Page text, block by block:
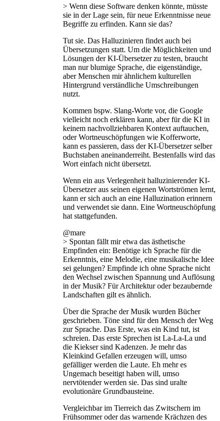
> Wenn diese Software denken könnte, müsste
sie in der Lage sein, für neue Erkenntnisse neue
Begriffe zu erfinden. Kann sie das?
Tut sie. Das Halluzinieren findet auch bei
Übersetzungen statt. Um die Möglichkeiten und
Lösungen der KI-Übersetzer zu testen, braucht
man nur blumige Sprache, die eigenständige,
aber Menschen mir ähnlichem kulturellen
Hintergrund verständliche Umschreibungen
nutzt.
Kommen bspw. Slang-Worte vor, die Google
vielleicht noch erklären kann, aber für die KI in
keinem nachvollziehbaren Kontext auftauchen,
oder Wortneuschöpfungen wie Kofferworte,
kann es passieren, dass der KI-Übersetzer selber
Buchstaben aneinanderreiht. Bestenfalls wird das
Wort einfach nicht übersetzt.
Wenn ein aus Verlegenheit halluzinierender KI-
Übersetzer aus seinen eigenen Wortströmen lernt,
kann er sich auch an eine Halluzination erinnern
und verwendet sie dann. Eine Wortneuschöpfung
hat stattgefunden.
@mare
> Spontan fällt mir etwa das ästhetische
Empfinden ein: Benötige ich Sprache für die
Erkenntnis, eine Melodie, eine musikalische Idee
sei gelungen? Empfinde ich ohne Sprache nicht
den Wechsel zwischen Spannung und Auflösung
in der Musik? Für Architektur oder bezaubernde
Landschaften gilt es ähnlich.
Über die Sprache der Musik wurden Bücher
geschrieben. Töne sind für den Mensch der Weg
zur Sprache. Das Erste, was ein Kind tut, ist
schreien. Das erste Sprechen ist La-La-La und
die Kiekser sind Kadenzen. Je mehr das
Kleinkind Gefallen erzeugen will, umso
gefälliger werden die Laute. Eh mehr es
Ungemach beseitigt haben will, umso
nervtötender werden sie. Das sind uralte
evolutionäre Grundbausteine.
Vergleichbar im Tierreich das Zwitschern im
Frühsommer oder das warnende Krächzen des